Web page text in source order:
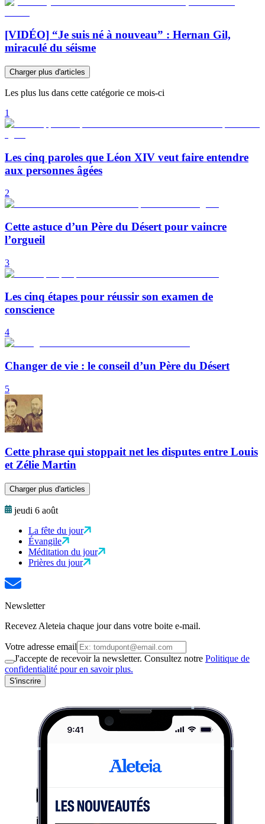
[VIDÉO] “Je suis né à nouveau” : Hernan Gil,
miraculé du séisme
Charger plus d'articles
Les plus lus dans cette catégorie ce mois-ci
1
Les cinq paroles que Léon XIV veut faire entendre
aux personnes âgées
2
Cette astuce d’un Père du Désert pour vaincre
l’orgueil
3
Les cinq étapes pour réussir son examen de
conscience
4
Changer de vie : le conseil d’un Père du Désert
5
Cette phrase qui stoppait net les disputes entre Louis
et Zélie Martin
Charger plus d'articles
jeudi 6 août
La fête du jour
Évangile
Méditation du jour
Prières du jour
Newsletter
Recevez Aleteia chaque jour dans votre boite e-mail.
Votre adresse email
J'accepte de recevoir la newsletter. Consultez notre Politique de
confidentialité pour en savoir plus.
S'inscrire